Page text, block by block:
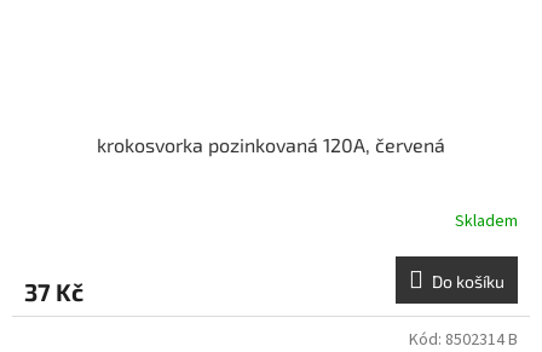
krokosvorka pozinkovaná 120A, červená
Skladem
37 Kč Do košíku
Kód: 8502314 B